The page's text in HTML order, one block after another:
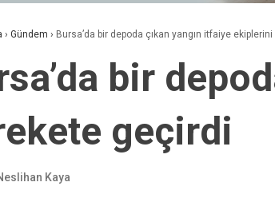
› Gündem › Bursa’da bir depoda çıkan yangın itfaiye
bir
geçirdi
Kaya